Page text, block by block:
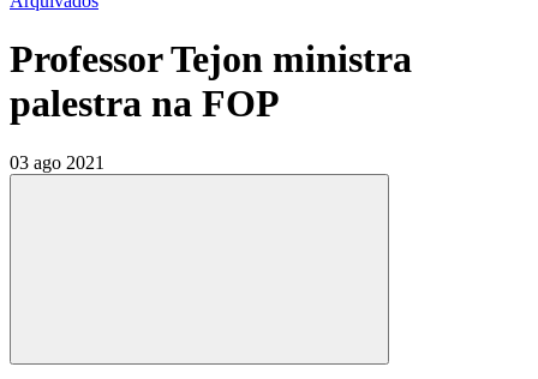
Professor Tejon ministra
palestra na FOP
03 ago 2021
Compartilhar